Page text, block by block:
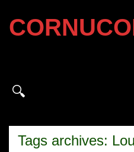
Tags archives: